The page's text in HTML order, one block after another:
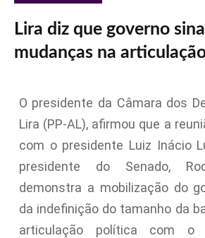
Lira diz que governo
mudanças na
O presidente da Câmara dos
Lira (PP-AL), afirmou que a
com o presidente Luiz Inácio
presidente do Senado,
demonstra a mobilização do
da indefinição do tamanho da
articulação política com o